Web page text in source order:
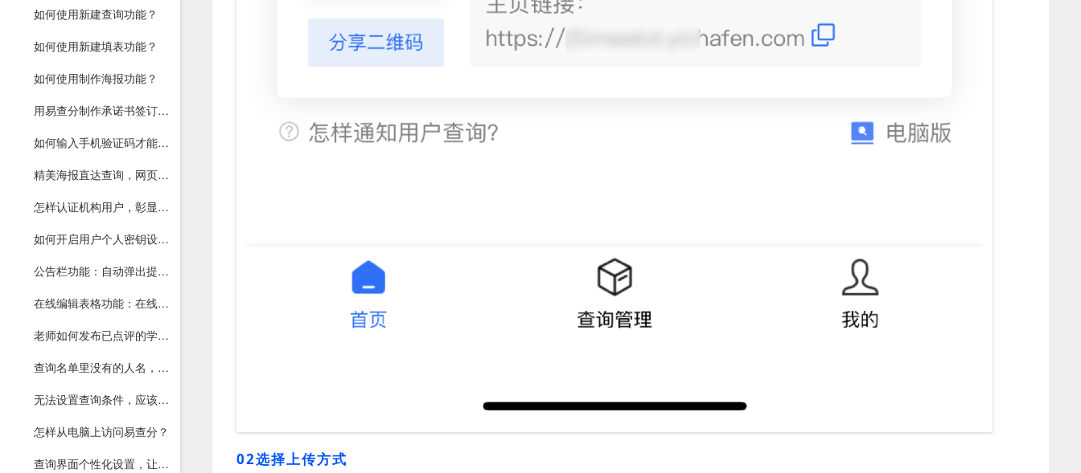
如何使用新建查询功能？
如何使用新建填表功能？
如何使用制作海报功能？
用易查分制作承诺书签订，在线手写签名，一键导出打印
如何输入手机验证码才能查询？确保本人查询
精美海报直达查询，网页和小程序均可打开
怎样认证机构用户，彰显权威？
如何开启用户个人密钥设置功能？一文读懂
公告栏功能：自动弹出提醒，重要通知不再错过
在线编辑表格功能：在线就能修改数据，增减行列
老师如何发布已点评的学生在校表现，并让家长留言反馈？
查询名单里没有的人名，如何让查询者知道？轻松搞定！
无法设置查询条件，应该如何解决？
怎样从电脑上访问易查分？
查询界面个性化设置，让你的界面更美观
02选择上传方式